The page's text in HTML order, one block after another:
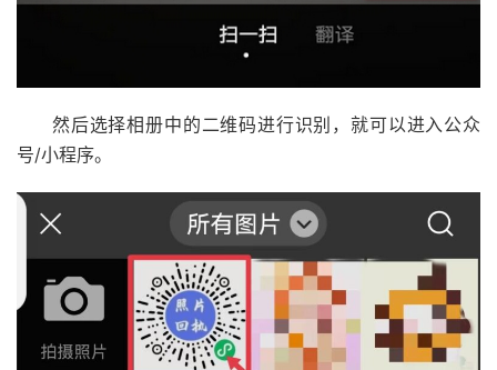
然后选择相册中的二维码进行识别，就可以进入公众
号/小程序。